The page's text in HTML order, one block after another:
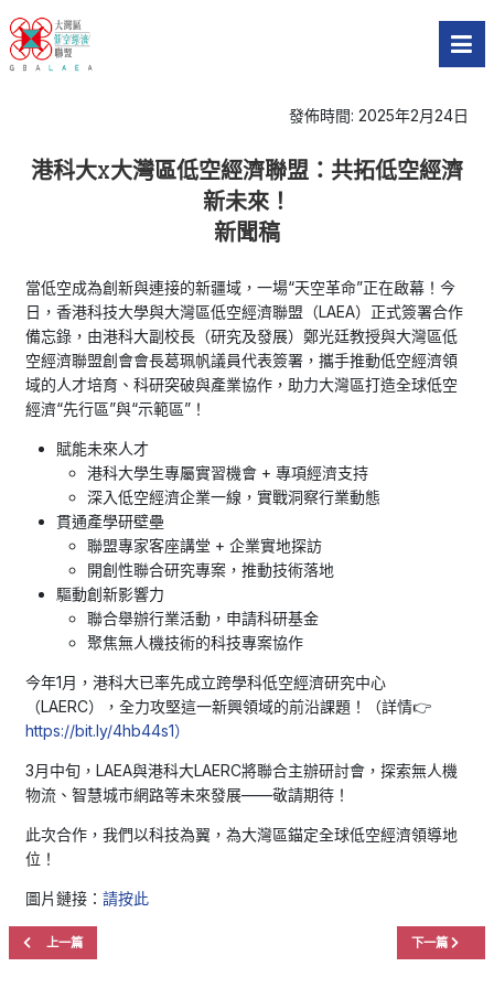
發佈時間: 2025年2月24日
港科大x大灣區低空經濟聯盟：共拓低空經濟
新未來！
新聞稿
當低空成為創新與連接的新疆域，一場“天空革命”正在啟幕！今
日，香港科技大學與大灣區低空經濟聯盟（LAEA）正式簽署合作
備忘錄，由港科大副校長（研究及發展）鄭光廷教授與大灣區低
空經濟聯盟創會會長葛珮帆議員代表簽署，攜手推動低空經濟領
域的人才培育、科研突破與產業協作，助力大灣區打造全球低空
經濟“先行區”與“示範區”！
賦能未來人才
港科大學生專屬實習機會 + 專項經濟支持
深入低空經濟企業一線，實戰洞察行業動態
貫通產學研壁壘
聯盟專家客座講堂 + 企業實地探訪
開創性聯合研究專案，推動技術落地
驅動創新影響力
聯合舉辦行業活動，申請科研基金
聚焦無人機技術的科技專案協作
今年1月，港科大已率先成立跨學科低空經濟研究中心
（LAERC），全力攻堅這一新興領域的前沿課題！（詳情👉
https://bit.ly/4hb44s1）
3月中旬，LAEA與港科大LAERC將聯合主辦研討會，探索無人機
物流、智慧城市網路等未來發展——敬請期待！
此次合作，我們以科技為翼，為大灣區錨定全球低空經濟領導地
位！
圖片鏈接： 請按此
上一篇文章: 大灣區低空經濟聯盟對施政報告提出 12 方面建議 葛珮帆倡成立「低空管
上一篇 下一篇文章:
下一篇